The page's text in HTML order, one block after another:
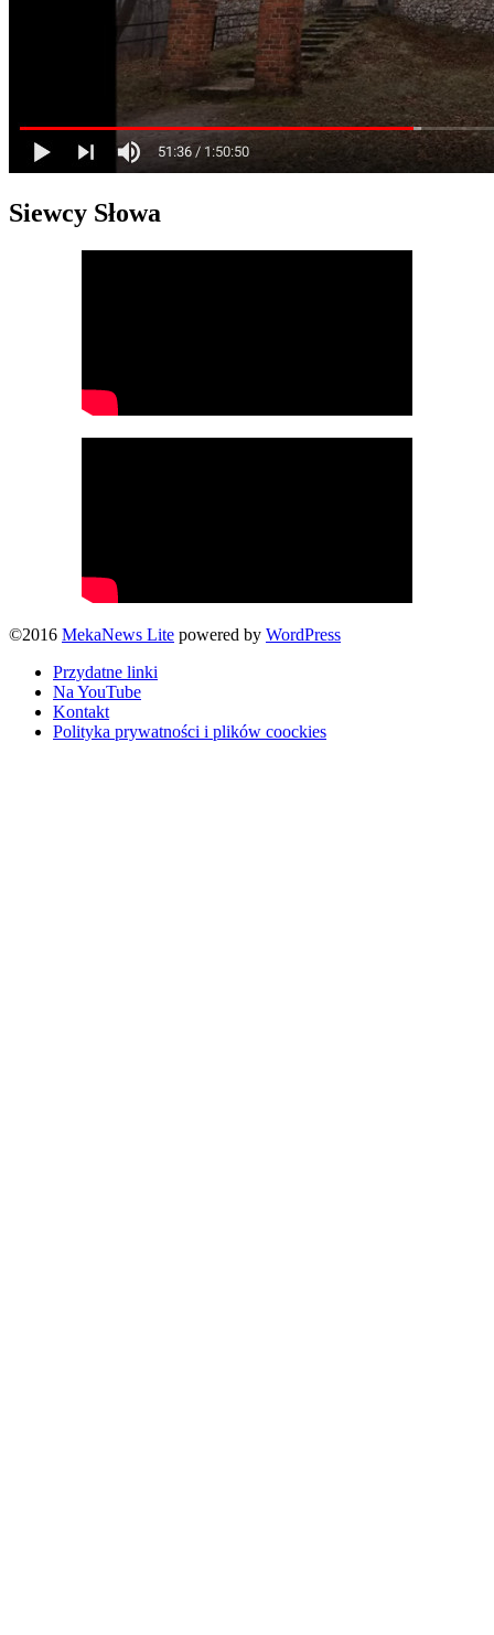
Siewcy Słowa
©2016 MekaNews Lite powered by WordPress
Przydatne linki
Na YouTube
Kontakt
Polityka prywatności i plików coockies